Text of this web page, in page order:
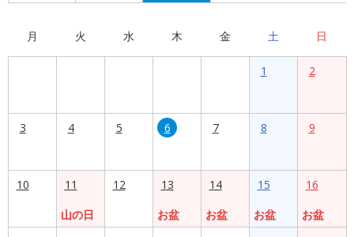
月 火 水 木 金 土 日
1 2
3 4 5 6 7 8 9
10
11
山の日
12
13
お盆
14
お盆
15
お盆
16
お盆